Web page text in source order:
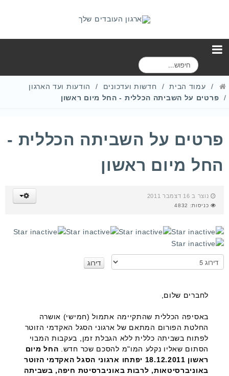
ח
י
ש
עמוד הבית חדשות ועדכונים
הודעות ועד הארגון
פרטים על השביתה הכללית - החל מיום ראשון
פרטים על השביתה הכללית -
החל מיום ראשון
נוצר ב 16 דצמבר 2011
כניסות: 4832
נ
לחברים שלום,
באסיפה הכללית שהתקיימה אתמול (חמישי) אושרה
החלטת הפורום המתאם של ארגוני הסגל האקדמי הזוטר
לפתוח בשביתה כללית ללא הגבלת זמן, בעקבות המבוי
הסתום שאליו נקלע המו"מ להסכם שכר חדש. החל מיום
ראשון 18.12.2011 יפתחו ארגוני הסגל האקדמי הזוטר
באוניברסיטאות, לרבות באוניברסיטת חיפה, בשביתה